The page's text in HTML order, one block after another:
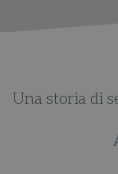
Una storia di